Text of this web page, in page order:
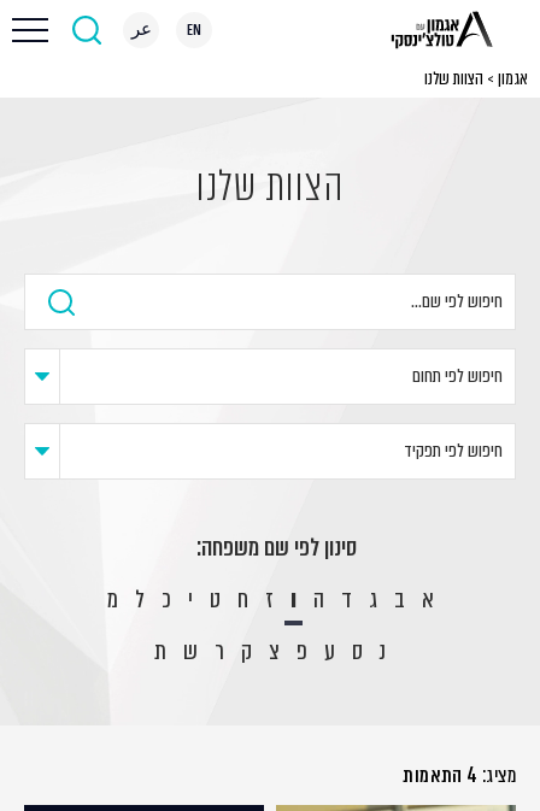
EN عر
אגמון > הצוות שלנו
הצוות שלנו
סינון לפי שם משפחה:
א ב ג ד ה ו ז ח ט י כ ל מ
נ ס ע פ צ ק ר ש ת
מציג: 4 התאמות